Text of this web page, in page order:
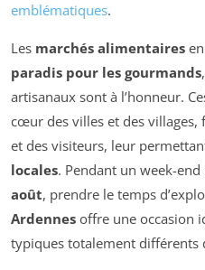
emblématiques.
Les marchés alimentaires
paradis pour les gourmands
artisanaux sont à l’honneur.
cœur des villes et des
et des visiteurs, leur
locales. Pendant un week-
août, prendre le temps
Ardennes offre une occasion
typiques totalement différents